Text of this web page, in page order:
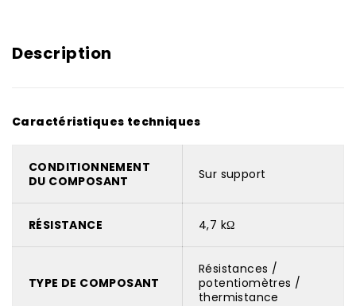
Description
Caractéristiques techniques
CONDITIONNEMENT
DU COMPOSANT
Sur support
RÉSISTANCE 4,7 kΩ
TYPE DE COMPOSANT
Résistances /
potentiomètres /
thermistance